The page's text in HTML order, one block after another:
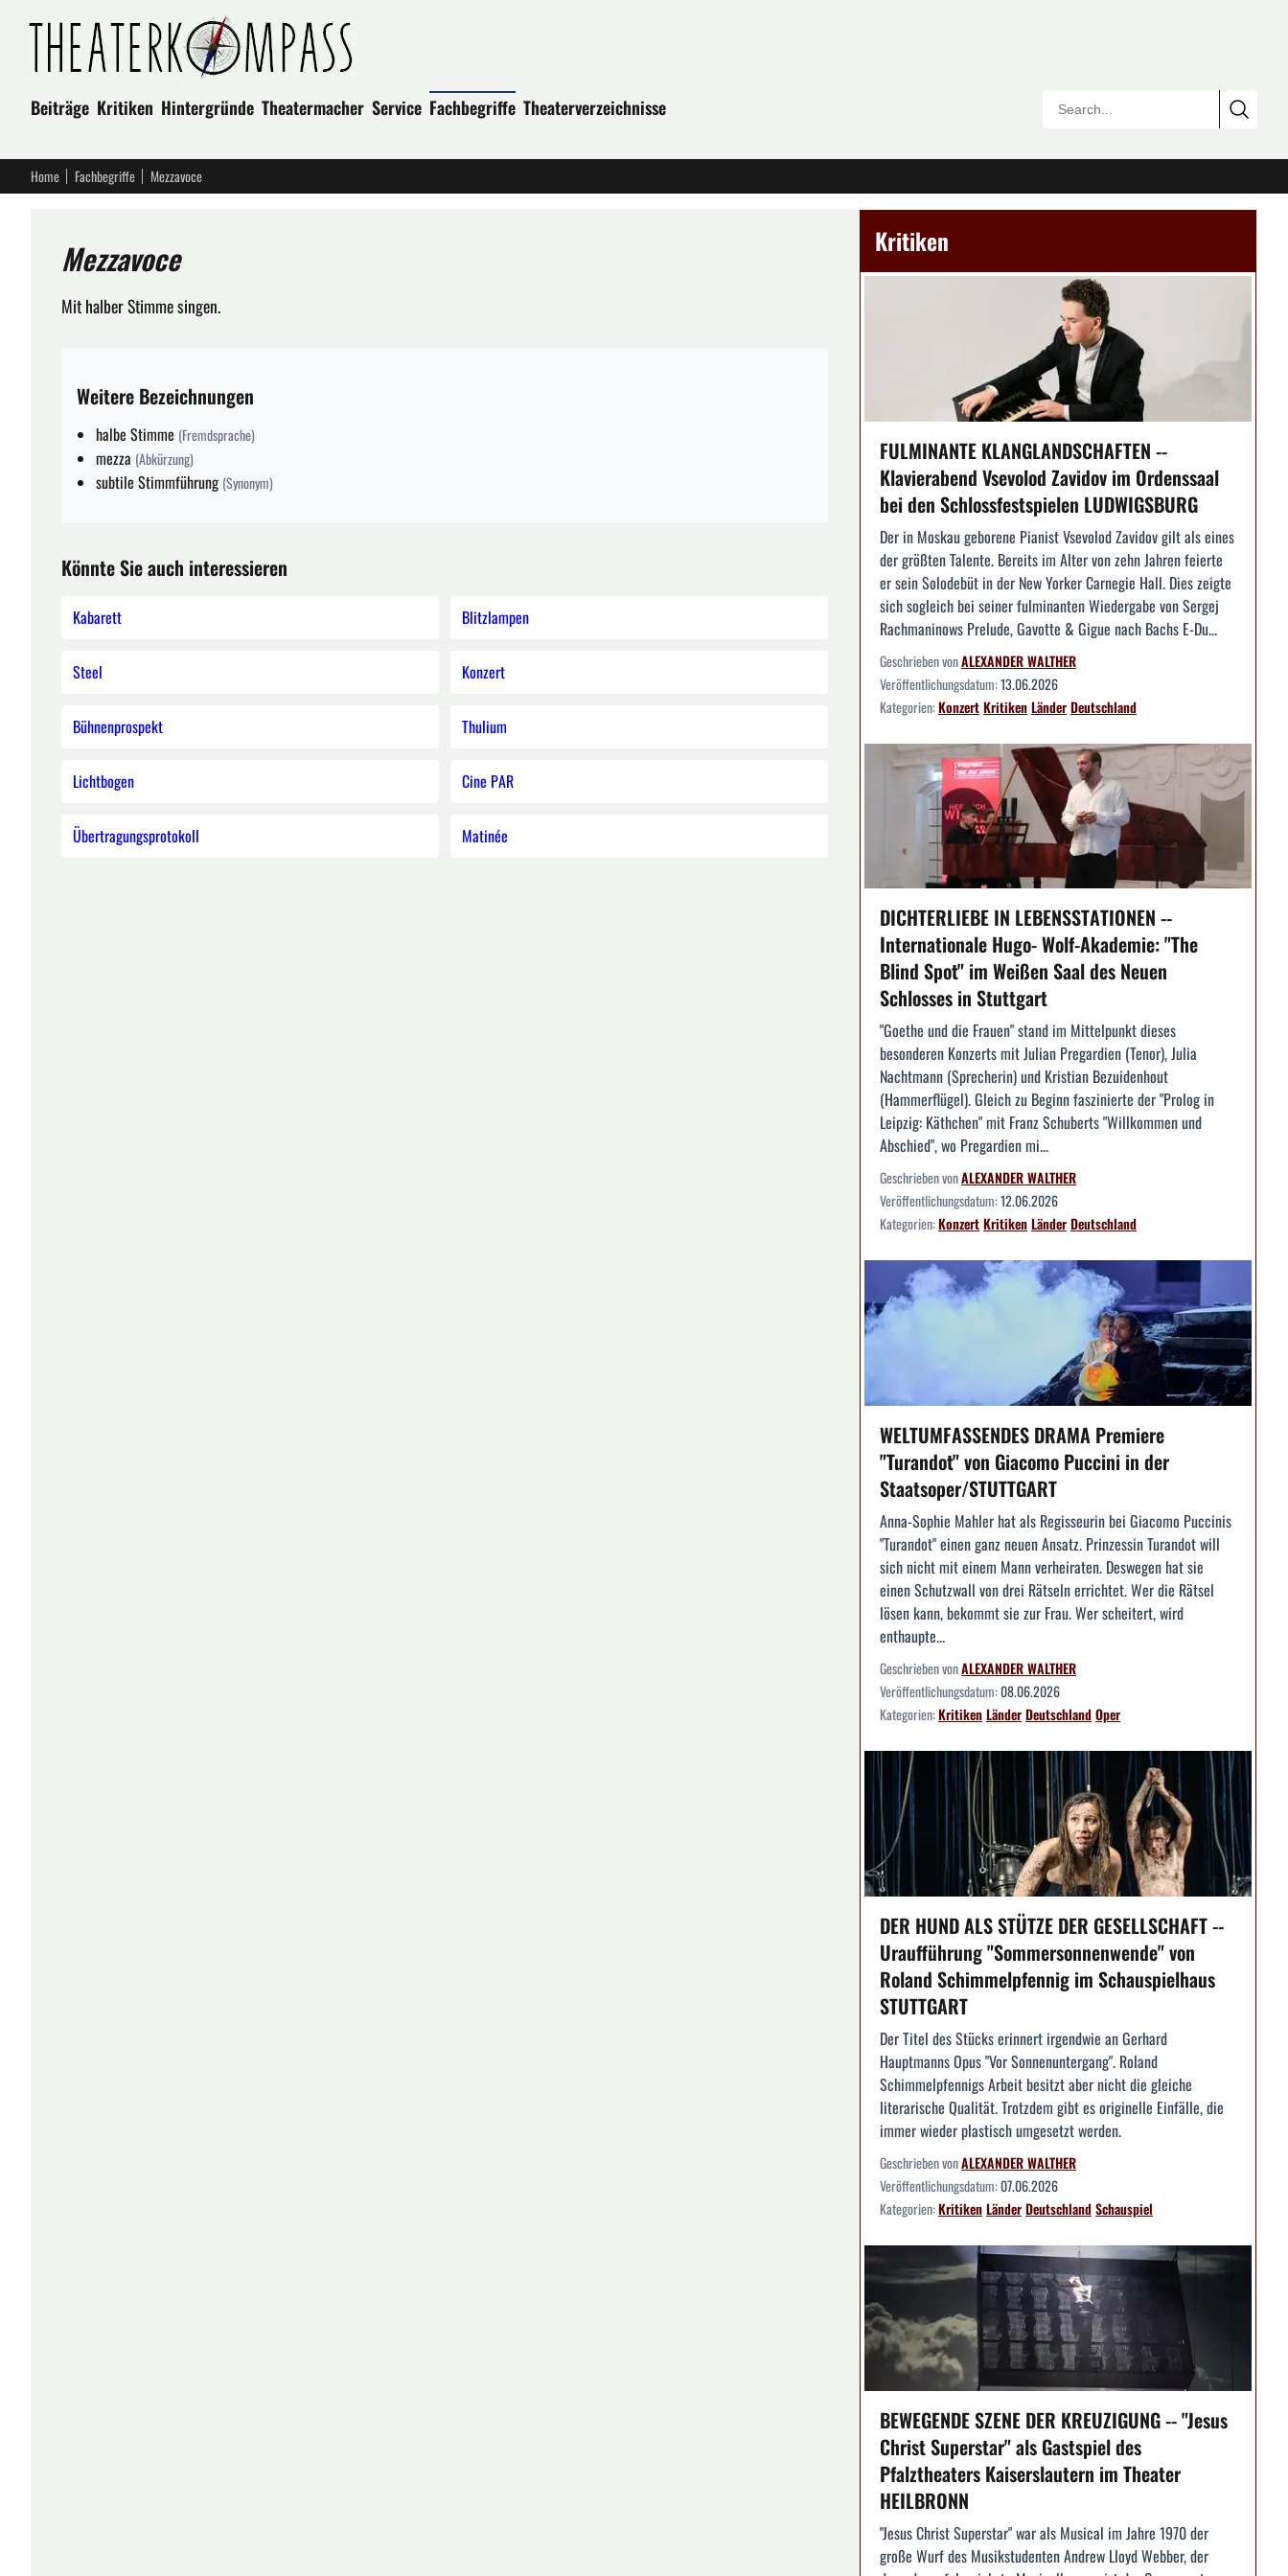
Beiträge Kritiken Hintergründe Theatermacher Service Fachbegriffe Theaterverzeichnisse
Home Fachbegriffe Mezzavoce
Mezzavoce
Mit halber Stimme singen.
Weitere Bezeichnungen
halbe Stimme (Fremdsprache)
mezza (Abkürzung)
subtile Stimmführung (Synonym)
Könnte Sie auch interessieren
Kabarett Blitzlampen
Steel Konzert
Bühnenprospekt Thulium
Lichtbogen Cine PAR
Übertragungsprotokoll Matinée
Kritiken
FULMINANTE KLANGLANDSCHAFTEN --
Klavierabend Vsevolod Zavidov im Ordenssaal
bei den Schlossfestspielen LUDWIGSBURG
Der in Moskau geborene Pianist Vsevolod Zavidov gilt als eines
der größten Talente. Bereits im Alter von zehn Jahren feierte
er sein Solodebüt in der New Yorker Carnegie Hall. Dies zeigte
sich sogleich bei seiner fulminanten Wiedergabe von Sergej
Rachmaninows Prelude, Gavotte & Gigue nach Bachs E-Du...
Geschrieben vonALEXANDER WALTHER
Veröffentlichungsdatum:13.06.2026
Kategorien:KonzertKritikenLänderDeutschland
DICHTERLIEBE IN LEBENSSTATIONEN --
Internationale Hugo- Wolf-Akademie: "The
Blind Spot" im Weißen Saal des Neuen
Schlosses in Stuttgart
"Goethe und die Frauen" stand im Mittelpunkt dieses
besonderen Konzerts mit Julian Pregardien (Tenor), Julia
Nachtmann (Sprecherin) und Kristian Bezuidenhout
(Hammerflügel). Gleich zu Beginn faszinierte der "Prolog in
Leipzig: Käthchen" mit Franz Schuberts "Willkommen und
Abschied", wo Pregardien mi...
Geschrieben vonALEXANDER WALTHER
Veröffentlichungsdatum:12.06.2026
Kategorien:KonzertKritikenLänderDeutschland
WELTUMFASSENDES DRAMA Premiere
"Turandot" von Giacomo Puccini in der
Staatsoper/STUTTGART
Anna-Sophie Mahler hat als Regisseurin bei Giacomo Puccinis
"Turandot" einen ganz neuen Ansatz. Prinzessin Turandot will
sich nicht mit einem Mann verheiraten. Deswegen hat sie
einen Schutzwall von drei Rätseln errichtet. Wer die Rätsel
lösen kann, bekommt sie zur Frau. Wer scheitert, wird
enthaupte...
Geschrieben vonALEXANDER WALTHER
Veröffentlichungsdatum:08.06.2026
Kategorien:KritikenLänderDeutschlandOper
DER HUND ALS STÜTZE DER GESELLSCHAFT --
Uraufführung "Sommersonnenwende" von
Roland Schimmelpfennig im Schauspielhaus
STUTTGART
Der Titel des Stücks erinnert irgendwie an Gerhard
Hauptmanns Opus "Vor Sonnenuntergang". Roland
Schimmelpfennigs Arbeit besitzt aber nicht die gleiche
literarische Qualität. Trotzdem gibt es originelle Einfälle, die
immer wieder plastisch umgesetzt werden.
Geschrieben vonALEXANDER WALTHER
Veröffentlichungsdatum:07.06.2026
Kategorien:KritikenLänderDeutschlandSchauspiel
BEWEGENDE SZENE DER KREUZIGUNG -- "Jesus
Christ Superstar" als Gastspiel des
Pfalztheaters Kaiserslautern im Theater
HEILBRONN
"Jesus Christ Superstar" war als Musical im Jahre 1970 der
große Wurf des Musikstudenten Andrew Lloyd Webber, der